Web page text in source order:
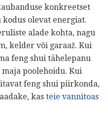
konkreetset
olevat energiat.
alade kohta, nagu
kelder või garaaž. Kui
feng shui tähelepanu
poolehoidu. Kui
feng shui piirkonda,
kas teie vannitoas